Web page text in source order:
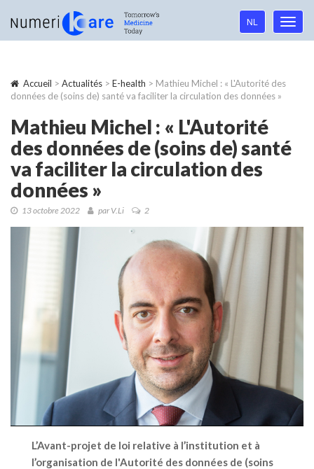
Language
navigation
NL
Accueil > Actualités > E-health > Mathieu Michel : « L'Autorité des
données de (soins de) santé va faciliter la circulation des données »
Mathieu Michel : « L'Autorité
des données de (soins de) santé
va faciliter la circulation des
données »
13 octobre 2022 par V.Li 2
L’Avant-projet de loi relative à l’institution et à
l’organisation de l'Autorité des données de (soins